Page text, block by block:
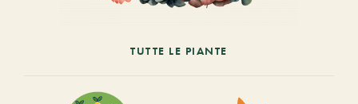
TUTTE LE PIANTE